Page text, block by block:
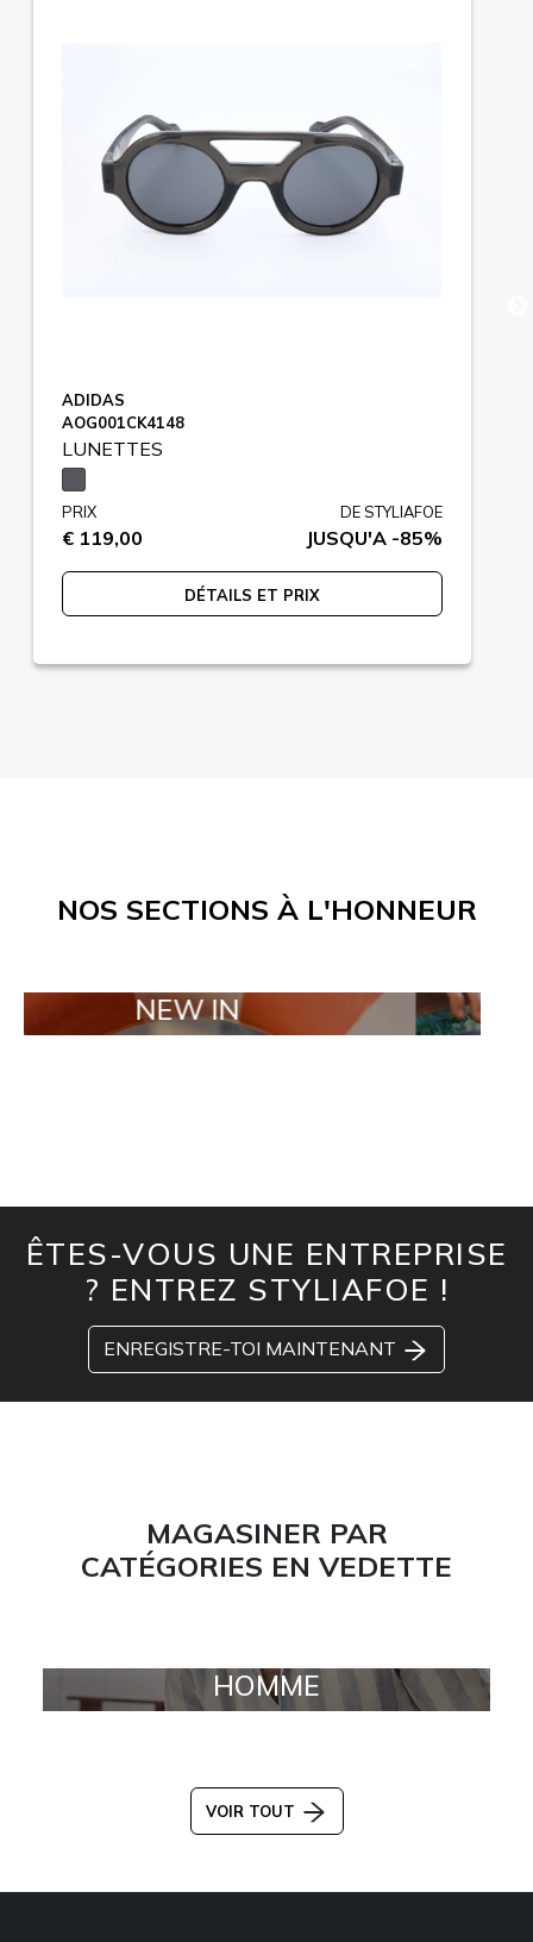
ADIDAS
AOG001CK4148
LUNETTES
PRIX
€ 119,00
DE STYLIAFOE
JUSQU'A -85%
DÉTAILS ET PRIX
NOS SECTIONS À L'HONNEUR
NEW IN TAILOR
ÊTES-VOUS UNE ENTREPRISE
? ENTREZ STYLIAFOE !
ENREGISTRE-TOI MAINTENANT
MAGASINER PAR
CATÉGORIES EN VEDETTE
HOMME
VOIR TOUT